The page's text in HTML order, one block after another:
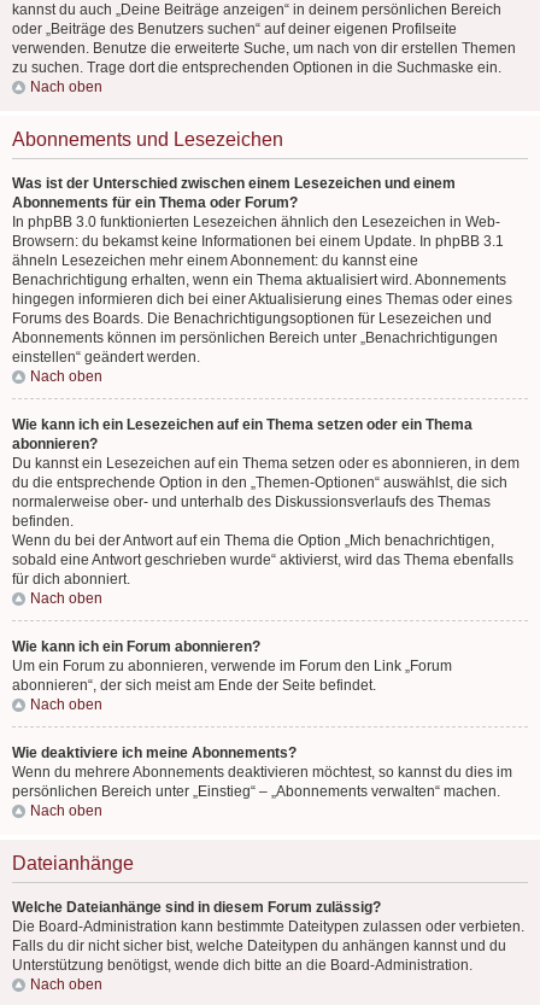
kannst du auch „Deine Beiträge anzeigen“ in deinem persönlichen Bereich
oder „Beiträge des Benutzers suchen“ auf deiner eigenen Profilseite
verwenden. Benutze die erweiterte Suche, um nach von dir erstellen Themen
zu suchen. Trage dort die entsprechenden Optionen in die Suchmaske ein.
Nach oben
Abonnements und Lesezeichen
Was ist der Unterschied zwischen einem Lesezeichen und einem
Abonnements für ein Thema oder Forum?
In phpBB 3.0 funktionierten Lesezeichen ähnlich den Lesezeichen in Web-
Browsern: du bekamst keine Informationen bei einem Update. In phpBB 3.1
ähneln Lesezeichen mehr einem Abonnement: du kannst eine
Benachrichtigung erhalten, wenn ein Thema aktualisiert wird. Abonnements
hingegen informieren dich bei einer Aktualisierung eines Themas oder eines
Forums des Boards. Die Benachrichtigungsoptionen für Lesezeichen und
Abonnements können im persönlichen Bereich unter „Benachrichtigungen
einstellen“ geändert werden.
Nach oben
Wie kann ich ein Lesezeichen auf ein Thema setzen oder ein Thema
abonnieren?
Du kannst ein Lesezeichen auf ein Thema setzen oder es abonnieren, in dem
du die entsprechende Option in den „Themen-Optionen“ auswählst, die sich
normalerweise ober- und unterhalb des Diskussionsverlaufs des Themas
befinden.
Wenn du bei der Antwort auf ein Thema die Option „Mich benachrichtigen,
sobald eine Antwort geschrieben wurde“ aktivierst, wird das Thema ebenfalls
für dich abonniert.
Nach oben
Wie kann ich ein Forum abonnieren?
Um ein Forum zu abonnieren, verwende im Forum den Link „Forum
abonnieren“, der sich meist am Ende der Seite befindet.
Nach oben
Wie deaktiviere ich meine Abonnements?
Wenn du mehrere Abonnements deaktivieren möchtest, so kannst du dies im
persönlichen Bereich unter „Einstieg“ – „Abonnements verwalten“ machen.
Nach oben
Dateianhänge
Welche Dateianhänge sind in diesem Forum zulässig?
Die Board-Administration kann bestimmte Dateitypen zulassen oder verbieten.
Falls du dir nicht sicher bist, welche Dateitypen du anhängen kannst und du
Unterstützung benötigst, wende dich bitte an die Board-Administration.
Nach oben